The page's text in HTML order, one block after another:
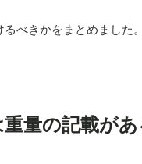
べきかをまとめました。
量の記載が